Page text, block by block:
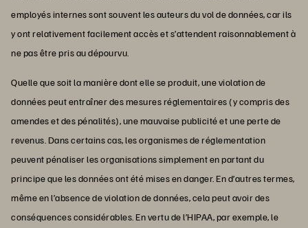
employés internes sont souvent les auteurs du vol de données, car ils
y ont relativement facilement accès et s’attendent raisonnablement à
ne pas être pris au dépourvu.
Quelle que soit la manière dont elle se produit, une violation de
données peut entraîner des mesures réglementaires (y compris des
amendes et des pénalités), une mauvaise publicité et une perte de
revenus. Dans certains cas, les organismes de réglementation
peuvent pénaliser les organisations simplement en partant du
principe que les données ont été mises en danger. En d’autres termes,
même en l’absence de violation de données, cela peut avoir des
conséquences considérables. En vertu de l’HIPAA, par exemple, le